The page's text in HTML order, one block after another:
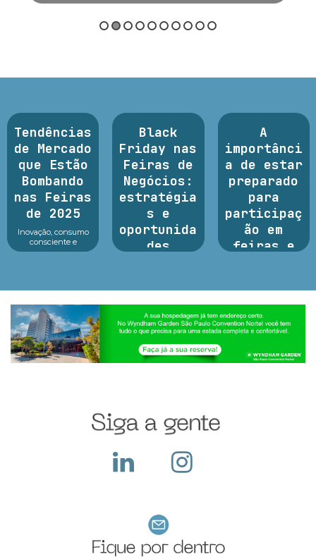
Tendências
de Mercado
que Estão
Bombando
nas Feiras
de 2025
Inovação, consumo
consciente e
tecnologia no centro
estão revelando um
cheio de opor...
Black
Friday nas
Feiras de
Negócios:
estratégia
s e
oportunida
des
essencial para
potencializar vendas,
fortalecer parcerias e
atrair novos clientes
em um dos períodos...
A
importânci
a de estar
preparado
para
participaç
ão em
feiras e
Sabemos que
exige um alto
investimento pois
construir seu sta...